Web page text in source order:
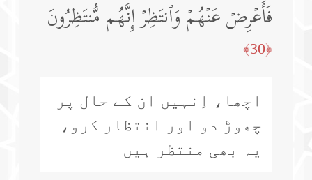
فَأَعۡرِضۡ عَنۡهُمۡ وَٱنتَظِرۡ إِنَّهُم مُّنتَظِرُونَ
﴿30﴾
اچھا، اِنہیں ان کے حال پر
چھوڑ دو اور انتظار کرو،
یہ بھی منتظر ہیں